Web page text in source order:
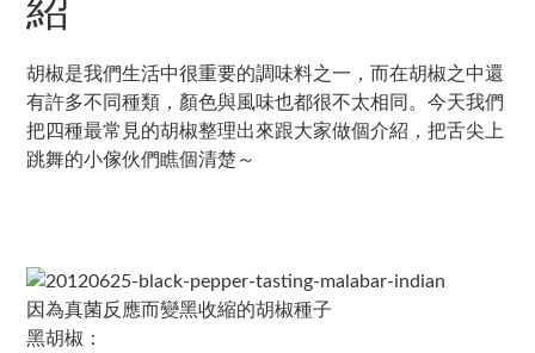
紹
胡椒是我們生活中很重要的調味料之一，而在胡椒之中還
有許多不同種類，顏色與風味也都很不太相同。今天我們
把四種最常見的胡椒整理出來跟大家做個介紹，把舌尖上
跳舞的小傢伙們瞧個清楚～
因為真菌反應而變黑收縮的胡椒種子
黑胡椒：